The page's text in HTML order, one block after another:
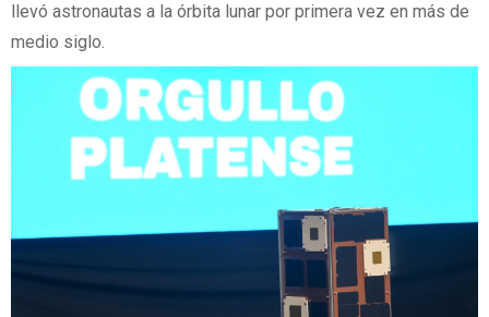
llevó astronautas a la órbita lunar por primera vez en más de
medio siglo.